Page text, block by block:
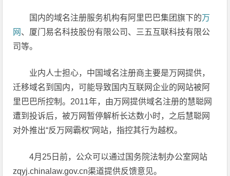
国内的域名注册服务机构有阿里巴巴集团旗下的万
网 、厦门易名科技股份有限公司、三五互联科技有限公
司等。
业内人士担心，中国域名注册商主要是万网提供，
迁移域名到国内，可能导致国内互联网企业的网站被阿
里巴巴所控制。2011年，由万网提供域名注册的慧聪网
遭到投诉后，被万网暂停解析长达数小时，之后慧聪网
对外推出“反万网霸权”网站，指控其行为越权。
4月25日前，公众可以通过国务院法制办公室网站
zqyj.chinalaw.gov.cn渠道提供反馈意见。